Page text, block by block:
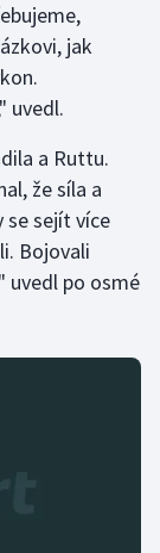
jak
uvedl.
a Ruttu.
že síla a
se sejít více
Bojovali
uvedl po osmé